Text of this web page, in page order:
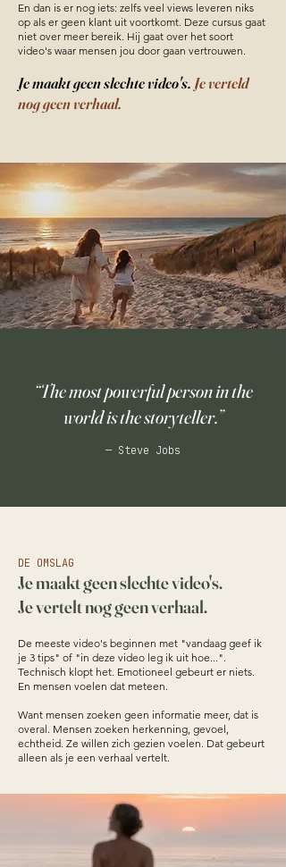
En dan is er nog iets: zelfs veel views leveren niks
op als er geen klant uit voortkomt. Deze cursus gaat
niet over meer bereik. Hij gaat over het soort
video's waar mensen jou door gaan vertrouwen.
Je maakt geen slechte video's. Je verteld
nog geen verhaal.
“The most powerful person in the
world is the storyteller.”
— Steve Jobs
DE OMSLAG
Je maakt geen slechte video's.
Je vertelt nog geen verhaal.
De meeste video's beginnen met "vandaag geef ik
je 3 tips" of "in deze video leg ik uit hoe...".
Technisch klopt het. Emotioneel gebeurt er niets.
En mensen voelen dat meteen.
Want mensen zoeken geen informatie meer, dat is
overal. Mensen zoeken herkenning, gevoel,
echtheid. Ze willen zich gezien voelen. Dat gebeurt
alleen als je een verhaal vertelt.